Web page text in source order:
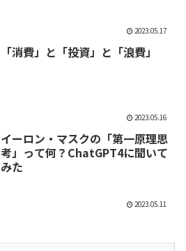
2023.05.17
「消費」と「投資」と「浪費」
2023.05.16
イーロン・マスクの「第一原理思
考」って何？ChatGPT4に聞いて
みた
2023.05.11